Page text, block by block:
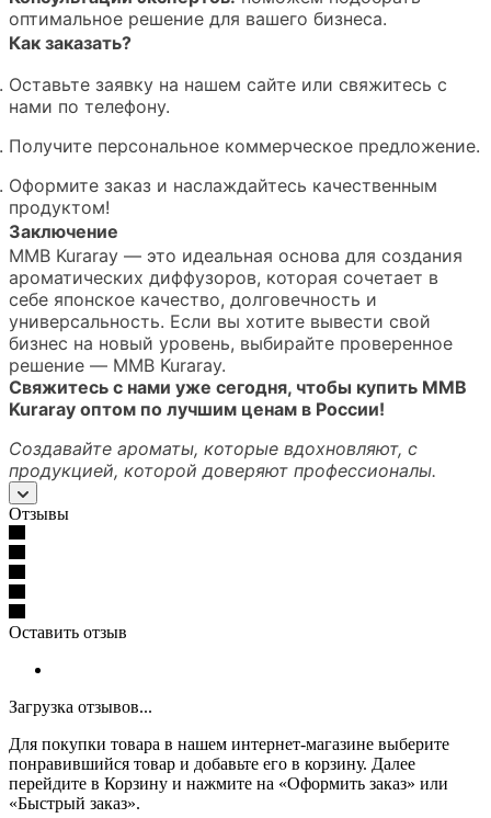
оптимальное решение для вашего бизнеса.
Как заказать?
Оставьте заявку на нашем сайте или свяжитесь с
нами по телефону.
Получите персональное коммерческое предложение.
Оформите заказ и наслаждайтесь качественным
продуктом!
Заключение
MMB Kuraray — это идеальная основа для создания
ароматических диффузоров, которая сочетает в
себе японское качество, долговечность и
универсальность. Если вы хотите вывести свой
бизнес на новый уровень, выбирайте проверенное
решение — MMB Kuraray.
Свяжитесь с нами уже сегодня, чтобы купить MMB
Kuraray оптом по лучшим ценам в России!
Создавайте ароматы, которые вдохновляют, с
продукцией, которой доверяют профессионалы.
Отзывы
Оставить отзыв
Загрузка отзывов...
Для покупки товара в нашем интернет-магазине выберите
понравившийся товар и добавьте его в корзину. Далее
перейдите в Корзину и нажмите на «Оформить заказ» или
«Быстрый заказ».